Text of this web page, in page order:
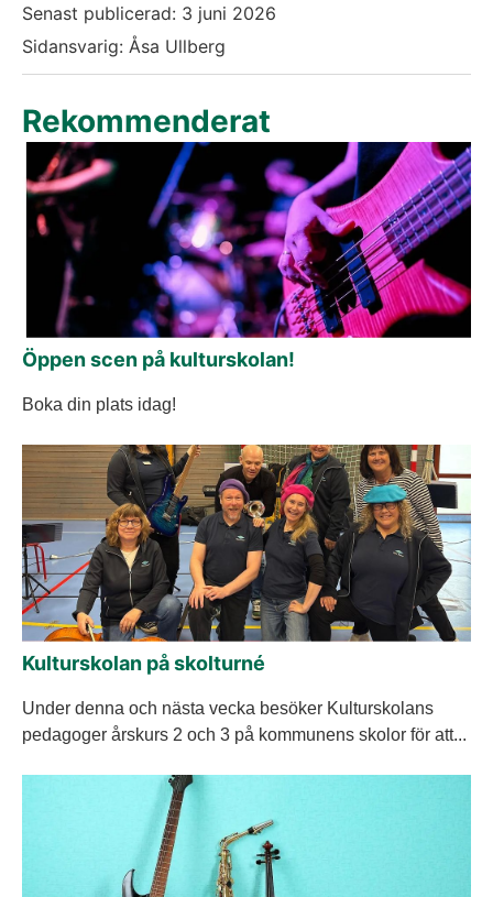
Senast publicerad: 3 juni 2026
Sidansvarig: Åsa Ullberg
Rekommenderat
Öppen scen på kulturskolan!
Boka din plats idag!
Kulturskolan på skolturné
Under denna och nästa vecka besöker Kulturskolans
pedagoger årskurs 2 och 3 på kommunens skolor för att...